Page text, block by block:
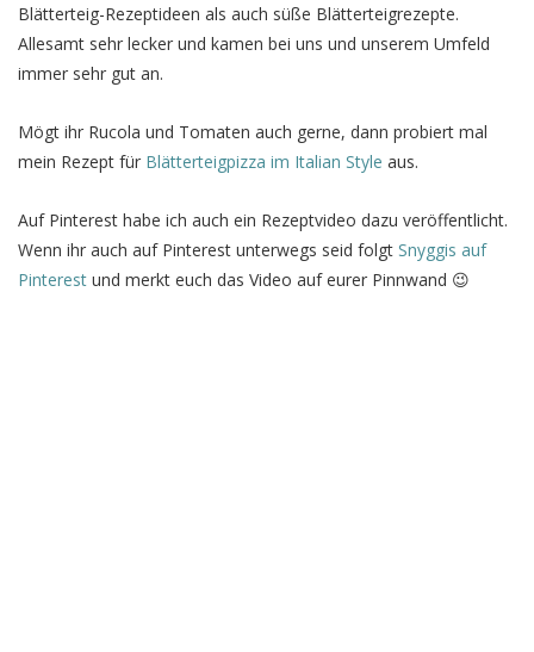
Blätterteig-Rezeptideen als auch süße Blätterteigrezepte.
Allesamt sehr lecker und kamen bei uns und unserem Umfeld
immer sehr gut an.
Mögt ihr Rucola und Tomaten auch gerne, dann probiert mal
mein Rezept für Blätterteigpizza im Italian Style aus.
Auf Pinterest habe ich auch ein Rezeptvideo dazu veröffentlicht.
Wenn ihr auch auf Pinterest unterwegs seid folgt Snyggis auf
Pinterest und merkt euch das Video auf eurer Pinnwand 😉